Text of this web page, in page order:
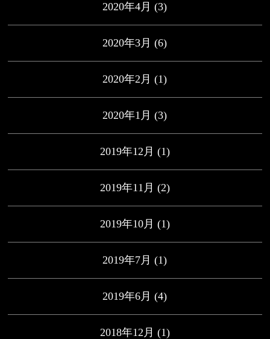
2020年4月 (3)
2020年3月 (6)
2020年2月 (1)
2020年1月 (3)
2019年12月 (1)
2019年11月 (2)
2019年10月 (1)
2019年7月 (1)
2019年6月 (4)
2018年12月 (1)